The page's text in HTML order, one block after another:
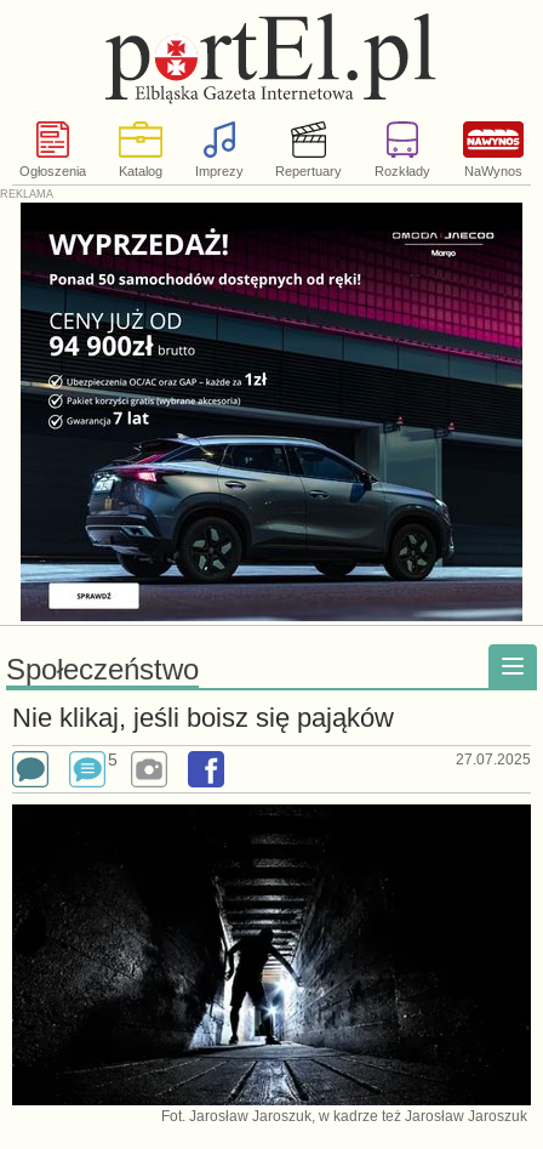
Ogłoszenia Katalog Imprezy Repertuary Rozkłady NaWynos
Społeczeństwo
Nie klikaj, jeśli boisz się pająków
5 27.07.2025
Fot. Jarosław Jaroszuk, w kadrze też Jarosław Jaroszuk